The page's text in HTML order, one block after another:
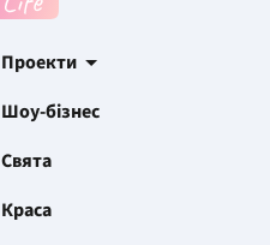
Проекти
Шоу-бізнес
Свята
Краса